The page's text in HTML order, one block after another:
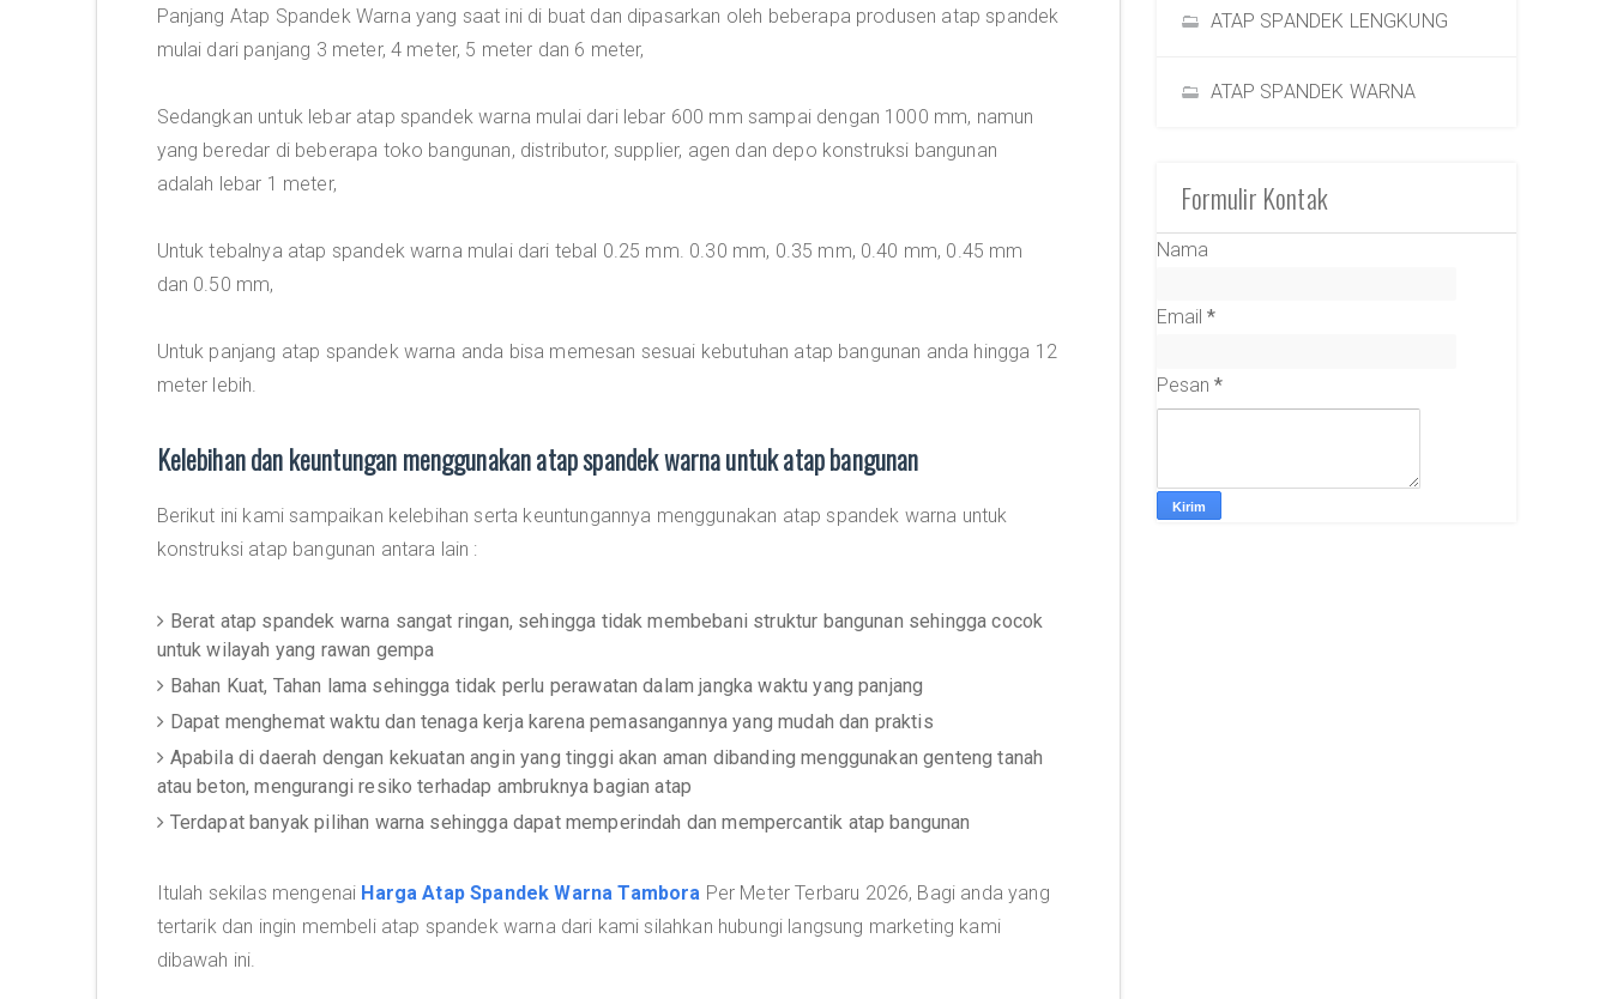
Panjang Atap Spandek Warna yang saat ini di buat dan dipasarkan oleh beberapa produsen atap spandek
mulai dari panjang 3 meter, 4 meter, 5 meter dan 6 meter,
Sedangkan untuk lebar atap spandek warna mulai dari lebar 600 mm sampai dengan 1000 mm, namun
yang beredar di beberapa toko bangunan, distributor, supplier, agen dan depo konstruksi bangunan
adalah lebar 1 meter,
Untuk tebalnya atap spandek warna mulai dari tebal 0.25 mm. 0.30 mm, 0.35 mm, 0.40 mm, 0.45 mm
dan 0.50 mm,
Untuk panjang atap spandek warna anda bisa memesan sesuai kebutuhan atap bangunan anda hingga 12
meter lebih.
Kelebihan dan keuntungan menggunakan atap spandek warna untuk atap bangunan
Berikut ini kami sampaikan kelebihan serta keuntungannya menggunakan atap spandek warna untuk
konstruksi atap bangunan antara lain :
Berat atap spandek warna sangat ringan, sehingga tidak membebani struktur bangunan sehingga cocok
untuk wilayah yang rawan gempa
Bahan Kuat, Tahan lama sehingga tidak perlu perawatan dalam jangka waktu yang panjang
Dapat menghemat waktu dan tenaga kerja karena pemasangannya yang mudah dan praktis
Apabila di daerah dengan kekuatan angin yang tinggi akan aman dibanding menggunakan genteng tanah
atau beton, mengurangi resiko terhadap ambruknya bagian atap
Terdapat banyak pilihan warna sehingga dapat memperindah dan mempercantik atap bangunan
Itulah sekilas mengenai Harga Atap Spandek Warna Tambora Per Meter Terbaru 2026, Bagi anda yang
tertarik dan ingin membeli atap spandek warna dari kami silahkan hubungi langsung marketing kami
dibawah ini.
ATAP SPANDEK LENGKUNG
ATAP SPANDEK WARNA
Formulir Kontak
Nama
Email*
Pesan*